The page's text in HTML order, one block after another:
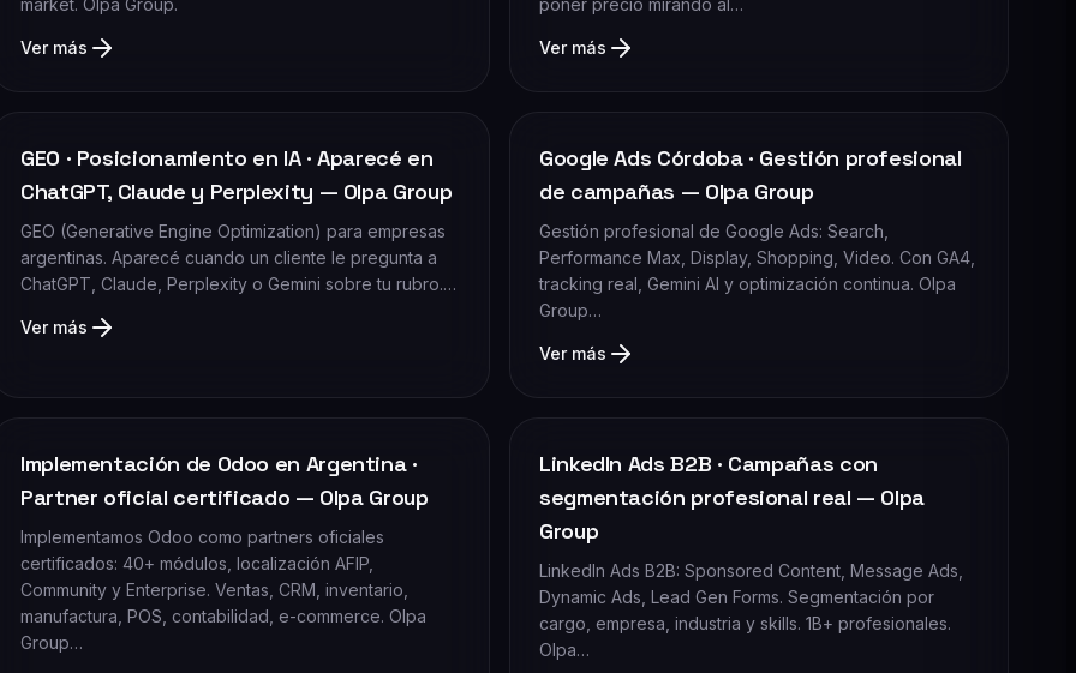
Ver más Ver más
GEO · Posicionamiento en IA · Aparecé en
ChatGPT, Claude y Perplexity — Olpa Group
GEO (Generative Engine Optimization) para empresas
argentinas. Aparecé cuando un cliente le pregunta a
ChatGPT, Claude, Perplexity o Gemini sobre tu rubro.…
Ver más
Google Ads Córdoba · Gestión profesional
de campañas — Olpa Group
Gestión profesional de Google Ads: Search,
Performance Max, Display, Shopping, Video. Con GA4,
tracking real, Gemini AI y optimización continua. Olpa
Group…
Ver más
Implementación de Odoo en Argentina ·
Partner oficial certificado — Olpa Group
Implementamos Odoo como partners oficiales
certificados: 40+ módulos, localización AFIP,
Community y Enterprise. Ventas, CRM, inventario,
manufactura, POS, contabilidad, e-commerce. Olpa
Group…
LinkedIn Ads B2B · Campañas con
segmentación profesional real — Olpa
Group
LinkedIn Ads B2B: Sponsored Content, Message Ads,
Dynamic Ads, Lead Gen Forms. Segmentación por
cargo, empresa, industria y skills. 1B+ profesionales.
Olpa…